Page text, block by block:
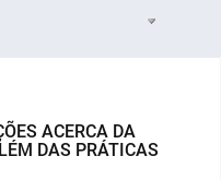
ACERCA DA
DAS PRÁTICAS